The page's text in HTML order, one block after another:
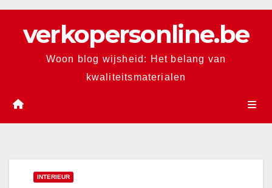
Skip
contentverkopersonline.be
Woon blog wijsheid: Het belang van
kwaliteitsmaterialen
INTERIEUR